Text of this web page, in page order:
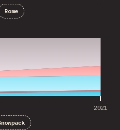
Rome
2021